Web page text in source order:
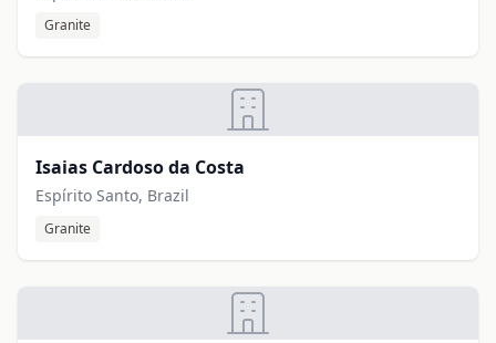
Granite
Isaias Cardoso da Costa
Espírito Santo, Brazil
Granite